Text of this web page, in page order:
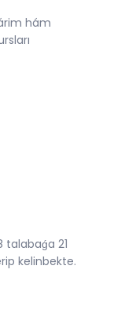
hám
talabaǵa 21
kelinbekte.